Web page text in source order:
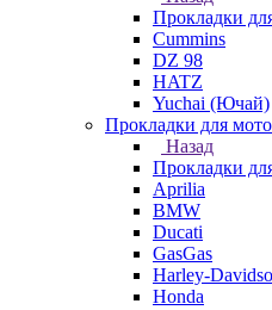
Прокладки
Cummins
DZ 98
HATZ
Yuchai (Ючай)
Прокладки для
Назад
Прокладки
Aprilia
BMW
Ducati
GasGas
Harley-
Honda